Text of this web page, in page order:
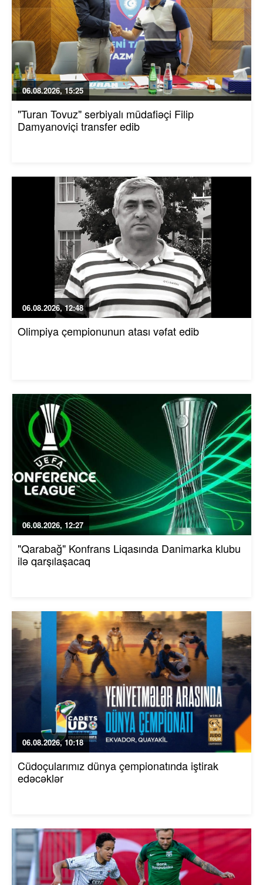
06.08.2026, 15:25
"Turan Tovuz" serbiyalı müdafiəçi Filip
Damyanoviçi transfer edib
06.08.2026, 12:48
Olimpiya çempionunun atası vəfat edib
06.08.2026, 12:27
"Qarabağ" Konfrans Liqasında Danimarka klubu
ilə qarşılaşacaq
06.08.2026, 10:18
Cüdoçularımız dünya çempionatında iştirak
edəcəklər